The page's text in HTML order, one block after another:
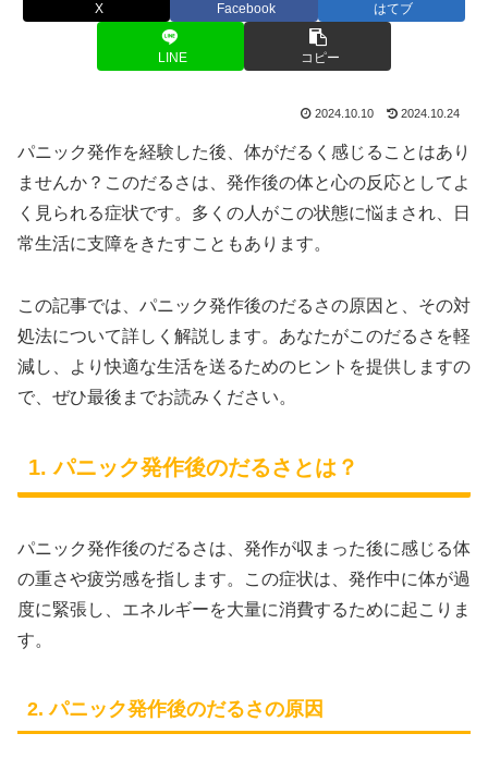
X Facebook はてブ
LINE コピー
2024.10.10 2024.10.24
パニック発作を経験した後、体がだるく感じることはあり
ませんか？このだるさは、発作後の体と心の反応としてよ
く見られる症状です。多くの人がこの状態に悩まされ、日
常生活に支障をきたすこともあります。
この記事では、パニック発作後のだるさの原因と、その対
処法について詳しく解説します。あなたがこのだるさを軽
減し、より快適な生活を送るためのヒントを提供しますの
で、ぜひ最後までお読みください。
1. パニック発作後のだるさとは？
パニック発作後のだるさは、発作が収まった後に感じる体
の重さや疲労感を指します。この症状は、発作中に体が過
度に緊張し、エネルギーを大量に消費するために起こりま
す。
2. パニック発作後のだるさの原因